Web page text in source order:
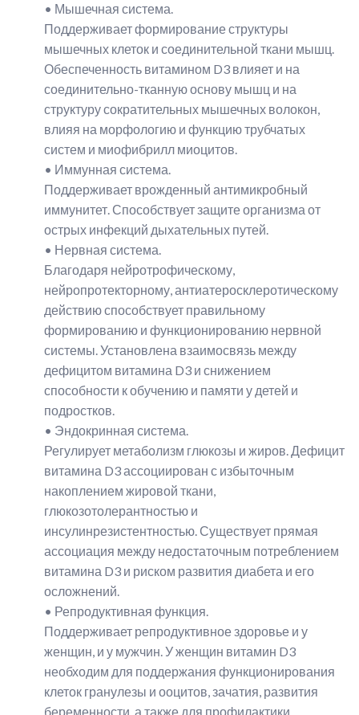
• Мышечная система.
Поддерживает формирование структуры
мышечных клеток и соединительной ткани мышц.
Обеспеченность витамином D3 влияет и на
соединительно-тканную основу мышц и на
структуру сократительных мышечных волокон,
влияя на морфологию и функцию трубчатых
систем и миофибрилл миоцитов.
• Иммунная система.
Поддерживает врожденный антимикробный
иммунитет. Способствует защите организма от
острых инфекций дыхательных путей.
• Нервная система.
Благодаря нейротрофическому,
нейропротекторному, антиатеросклеротическому
действию способствует правильному
формированию и функционированию нервной
системы. Установлена взаимосвязь между
дефицитом витамина D3 и снижением
способности к обучению и памяти у детей и
подростков.
• Эндокринная система.
Регулирует метаболизм глюкозы и жиров. Дефицит
витамина D3 ассоциирован с избыточным
накоплением жировой ткани,
глюкозотолерантностью и
инсулинрезистентностью. Существует прямая
ассоциация между недостаточным потреблением
витамина D3 и риском развития диабета и его
осложнений.
• Репродуктивная функция.
Поддерживает репродуктивное здоровье и у
женщин, и у мужчин. У женщин витамин D3
необходим для поддержания функционирования
клеток гранулезы и ооцитов, зачатия, развития
беременности, а также для профилактики